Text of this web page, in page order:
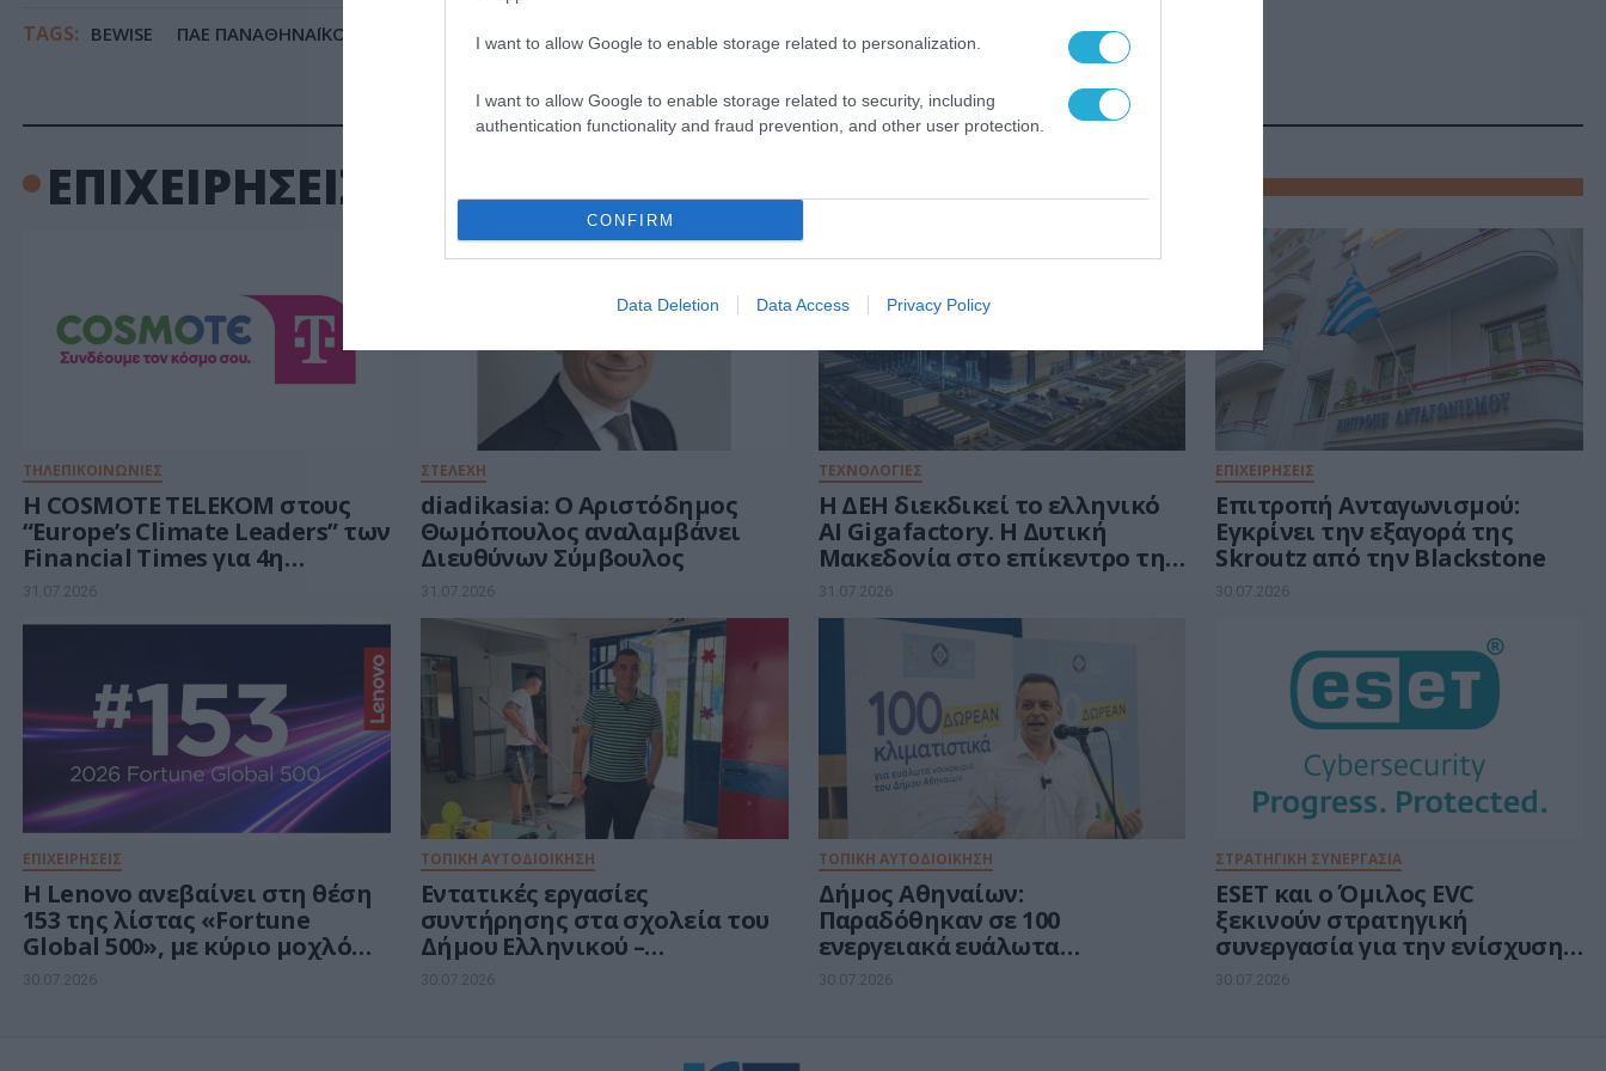
I want to allow Google to enable storage related to personalization.
I want to allow Google to enable storage related to security, including
authentication functionality and fraud prevention, and other user protection.
CONFIRM
Data Deletion Data Access Privacy Policy
TAGS: BEWISE ΠΑΕ ΠΑΝΑΘΗΝΑΪΚΟΣ ΠΑΝΑΘΗΝΑΪΚΟΣ
ΕΠΙΧΕΙΡΗΣΕΙΣ
ΤΗΛΕΠΙΚΟΙΝΩΝΙΕΣ
Η COSMOTE TELEKOM στους
“Europe’s Climate Leaders” των
Financial Times για 4η
συνεχόμενη χρονιά
31.07.2026
ΣΤΕΛΕΧΗ
diadikasia: Ο Αριστόδημος
Θωμόπουλος αναλαμβάνει
Διευθύνων Σύμβουλος
31.07.2026
ΤΕΧΝΟΛΟΓΙΕΣ
Η ΔΕΗ διεκδικεί το ελληνικό
AI Gigafactory. Η Δυτική
Μακεδονία στο επίκεντρο της
ευρωπαϊκής μάχης των 30 δισ.
ευρώ για την Τεχνητή
Νοημοσύνη
31.07.2026
ΕΠΙΧΕΙΡΗΣΕΙΣ
Επιτροπή Ανταγωνισμού:
Εγκρίνει την εξαγορά της
Skroutz από την Blackstone
30.07.2026
ΕΠΙΧΕΙΡΗΣΕΙΣ
Η Lenovo ανεβαίνει στη θέση
153 της λίστας «Fortune
Global 500», με κύριο μοχλό
ανάπτυξης την Τεχνητή
30.07.2026
ΤΟΠΙΚΗ ΑΥΤΟΔΙΟΙΚΗΣΗ
Εντατικές εργασίες
συντήρησης στα σχολεία του
Δήμου Ελληνικού –
Αργυρούπολης
30.07.2026
ΤΟΠΙΚΗ ΑΥΤΟΔΙΟΙΚΗΣΗ
Δήμος Αθηναίων:
Παραδόθηκαν σε 100
ενεργειακά ευάλωτα
νοικοκυριά τα vouchers για
30.07.2026
ΣΤΡΑΤΗΓΙΚΗ ΣΥΝΕΡΓΑΣΙΑ
ESET και ο Όμιλος EVC
ξεκινούν στρατηγική
συνεργασία για την ενίσχυση
της ανθεκτικότητας της
30.07.2026